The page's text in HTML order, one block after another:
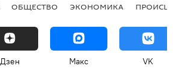
ОБЩЕСТВО ЭКОНОМИКА
Дзен Макс VK